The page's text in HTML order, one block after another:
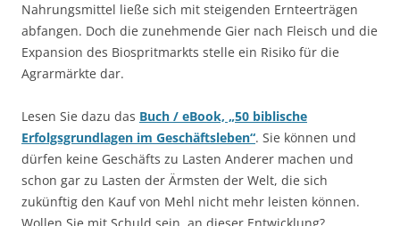
Nahrungsmittel ließe sich mit steigenden Ernteerträgen
abfangen. Doch die zunehmende Gier nach Fleisch und die
Expansion des Biospritmarkts stelle ein Risiko für die
Agrarmärkte dar.
Lesen Sie dazu das Buch / eBook, „50 biblische
Erfolgsgrundlagen im Geschäftsleben“. Sie können und
dürfen keine Geschäfts zu Lasten Anderer machen und
schon gar zu Lasten der Ärmsten der Welt, die sich
zukünftig den Kauf von Mehl nicht mehr leisten können.